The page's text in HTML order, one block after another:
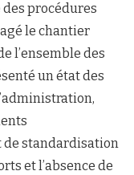
procédures
le chantier
l’ensemble des
un état des
de standardisation
et l’absence de